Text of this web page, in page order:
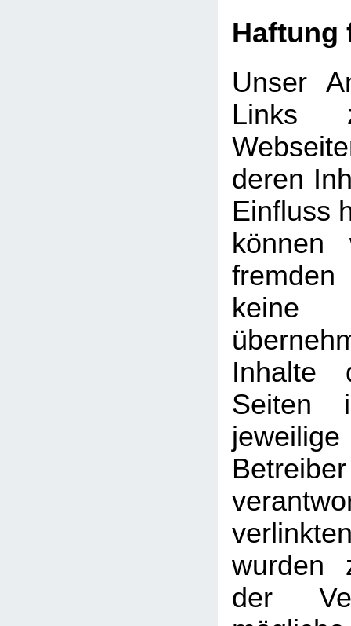
Haftung
Unser
Links
deren
Einfluss
Inhalte
Seiten
wurden
der